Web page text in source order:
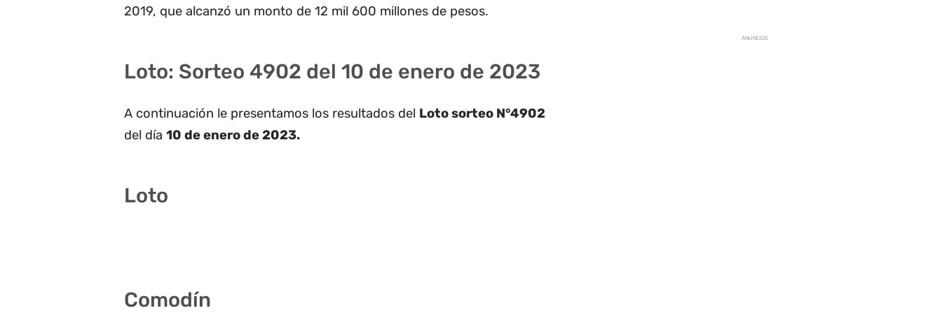
2019, que alcanzó un monto de 12 mil 600 millones de pesos.
Loto: Sorteo 4902 del 10 de enero de 2023
A continuación le presentamos los resultados del Loto sorteo N°4902
del día 10 de enero de 2023.
Loto
Comodín
ANUNCIOS